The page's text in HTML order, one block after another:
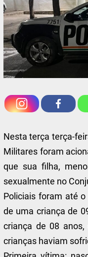
Nesta terça terça-
Militares foram
que sua filha,
sexualmente no
Policiais foram até
de uma criança de
criança de 08
crianças haviam